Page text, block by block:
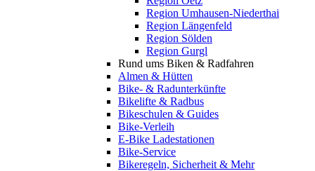
Region Umhausen-Niederthai
Region Längenfeld
Region Sölden
Region Gurgl
Rund ums Biken & Radfahren
Almen & Hütten
Bike- & Radunterkünfte
Bikelifte & Radbus
Bikeschulen & Guides
Bike-Verleih
E-Bike Ladestationen
Bike-Service
Bikeregeln, Sicherheit & Mehr